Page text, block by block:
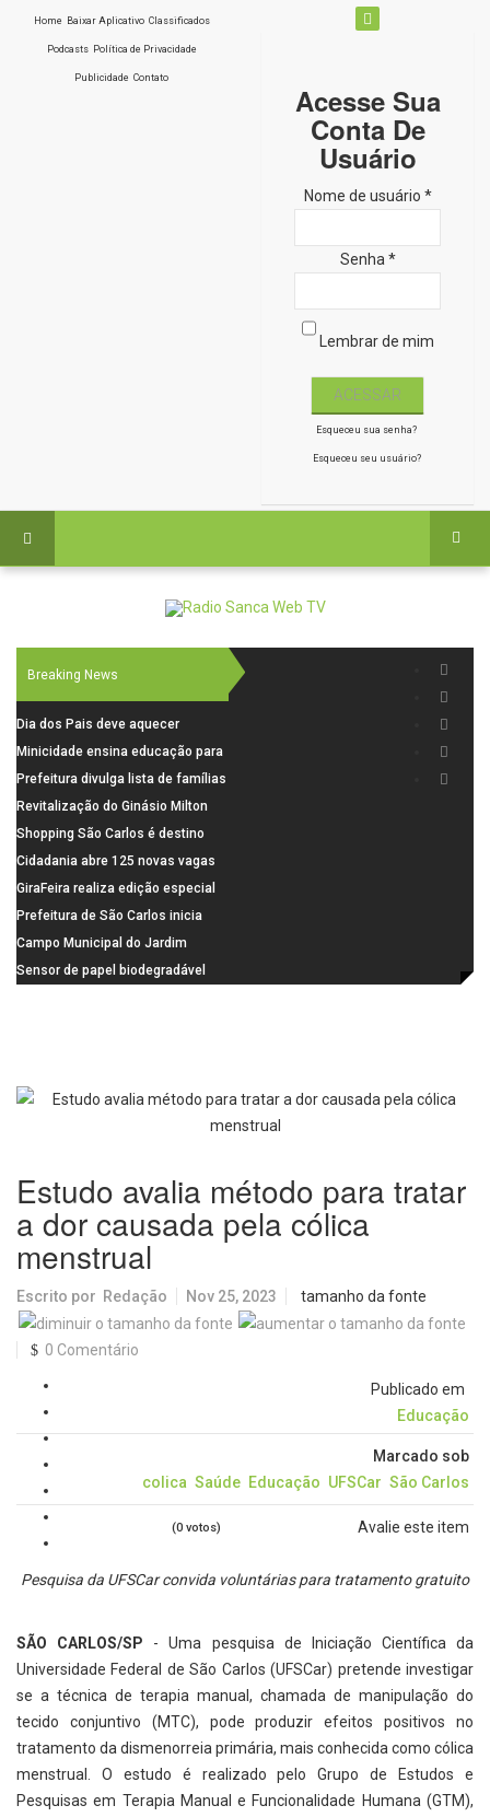
Home Baixar Aplicativo Classificados
Podcasts Política de Privacidade
Publicidade Contato
Acesse Sua
Conta De
Usuário
Nome de usuário *
Senha *
Lembrar de mim
Esqueceu sua senha?
Esqueceu seu usuário?
Breaking News
Dia dos Pais deve aquecer
comércio de São Carlos com
renda em alta e maior circulação
de consumidores
Minicidade ensina educação para
o trânsito a 264 crianças da rede
municipal
Prefeitura divulga lista de famílias
pré-selecionadas pela Caixa para
o Residencial Santa Felícia
Revitalização do Ginásio Milton
Olaio filho avança com obras de
recuperação
Shopping São Carlos é destino
para celebrar o Dia dos Pais com
presentes, gastronomia e lazer
Cidadania abre 125 novas vagas
para oficinas de convivência
GiraFeira realiza edição especial
de Dia dos Pais neste domingo (9)
na Praça dos Advogados
Prefeitura de São Carlos inicia
instalação de ovitrampas para
monitoramento de arboviroses
Campo Municipal do Jardim
Cruzado recebe nova iluminação e
Sensor de papel biodegradável
Estudo avalia método para tratar
a dor causada pela cólica
menstrual
Escrito por Redação Nov 25, 2023 tamanho da fonte
0 Comentário
Publicado em
Educação
Marcado sob
colica Saúde Educação UFSCar São Carlos
Avalie este item
(0 votos)
Pesquisa da UFSCar convida voluntárias para tratamento gratuito
SÃO CARLOS/SP - Uma pesquisa de Iniciação Científica da
Universidade Federal de São Carlos (UFSCar) pretende investigar
se a técnica de terapia manual, chamada de manipulação do
tecido conjuntivo (MTC), pode produzir efeitos positivos no
tratamento da dismenorreia primária, mais conhecida como cólica
menstrual. O estudo é realizado pelo Grupo de Estudos e
Pesquisas em Terapia Manual e Funcionalidade Humana (GTM),